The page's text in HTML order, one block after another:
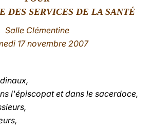
DES SERVICES DE LA SANTÉ
Salle Clémentine
17 novembre 2007
l'épiscopat et dans le sacerdoce,